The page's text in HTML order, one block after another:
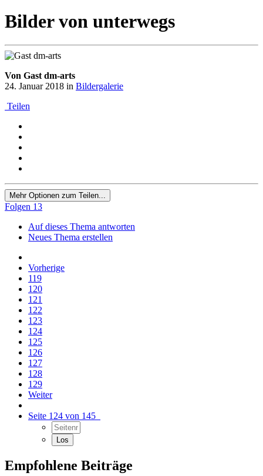
Bilder von unterwegs
Von Gast dm-arts
24. Januar 2018 in Bildergalerie
Teilen
Mehr Optionen zum Teilen...
Folgen 13
Auf dieses Thema antworten
Neues Thema erstellen
Vorherige
119
120
121
122
123
124
125
126
127
128
129
Weiter
Seite 124 von 145
Empfohlene Beiträge